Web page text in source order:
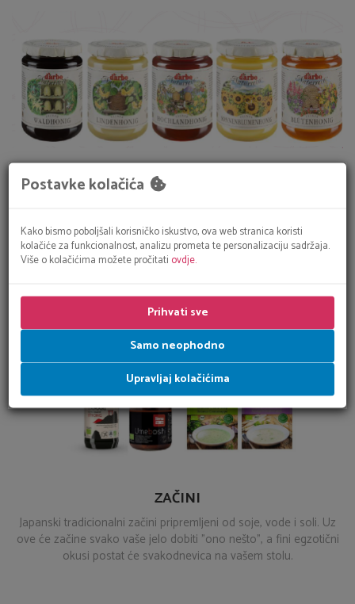
MED
pakiranja.
ZAČINI
Japanski tradicionalni začini pripremljeni od soje, vode i soli. Uz
ove će začine svako vaše jelo dobiti "ono nešto", a fini egzotični
okusi postat će svakodnevica na vašem stolu.
Postavke kolačića
Kako bismo poboljšali korisničko iskustvo, ova web stranica koristi
kolačiće za funkcionalnost, analizu prometa te personalizaciju sadržaja.
Više o kolačićima možete pročitati ovdje.
Prihvati sve
Samo neophodno
Upravljaj kolačićima